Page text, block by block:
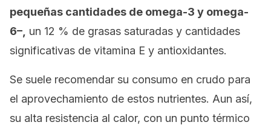
pequeñas cantidades de omega-3 y omega-
6–, un 12 % de grasas saturadas y cantidades
significativas de vitamina E y antioxidantes.
Se suele recomendar su consumo en crudo para
el aprovechamiento de estos nutrientes. Aun así,
su alta resistencia al calor, con un punto térmico